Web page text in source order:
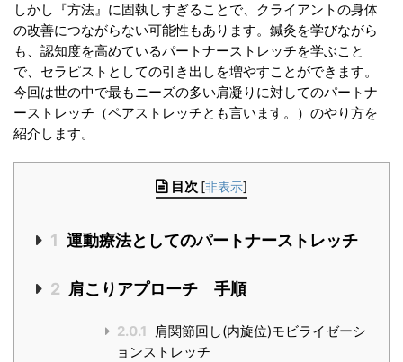
しかし『方法』に固執しすぎることで、クライアントの身体
の改善につながらない可能性もあります。鍼灸を学びながら
も、認知度を高めているパートナーストレッチを学ぶこと
で、セラピストとしての引き出しを増やすことができます。
今回は世の中で最もニーズの多い肩凝りに対してのパートナ
ーストレッチ（ペアストレッチとも言います。）のやり方を
紹介します。
目次 [非表示]
1 運動療法としてのパートナーストレッチ
2 肩こりアプローチ 手順
2.0.1 肩関節回し(内旋位)モビライゼーシ
ョンストレッチ